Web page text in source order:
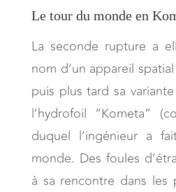
Le tour du monde en
La seconde rupture a
nom d’un appareil
puis plus tard sa
l’hydrofoil “Kometa”
duquel l’ingénieur a
monde. Des foules
à sa rencontre dans